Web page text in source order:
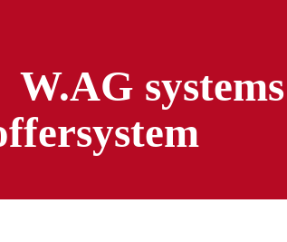
W.AG